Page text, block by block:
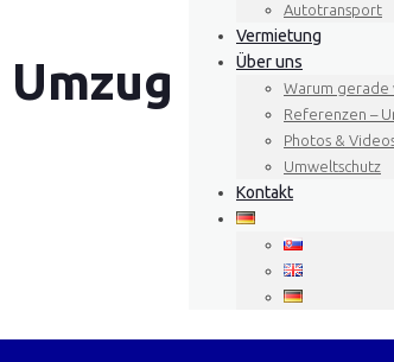
Autotransport
Vermietung
Über uns
Warum gerade
Referenzen –
Photos &
Umweltschutz
Kontakt